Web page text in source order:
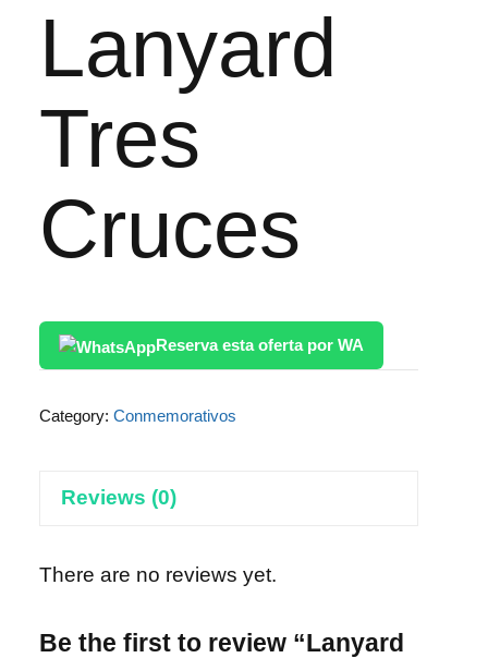
Lanyard
Tres
Cruces
Reserva esta oferta por WA
Category: Conmemorativos
Reviews (0)
There are no reviews yet.
Be the first to review “Lanyard